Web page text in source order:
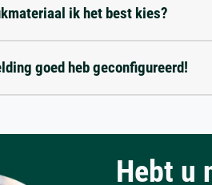
ik het best kies?
goed heb geconfigureerd!
Hebt u